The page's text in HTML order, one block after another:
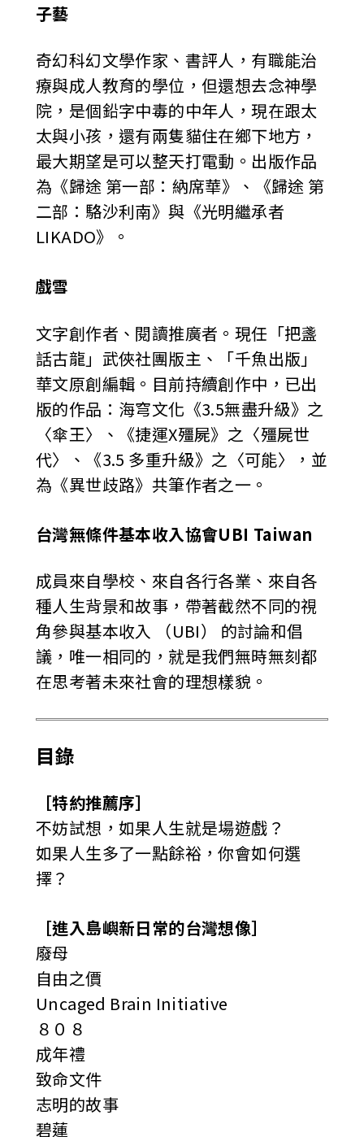
子藝
奇幻科幻文學作家、書評人，有職能治
療與成人教育的學位，但還想去念神學
院，是個鉛字中毒的中年人，現在跟太
太與小孩，還有兩隻貓住在鄉下地方，
最大期望是可以整天打電動。出版作品
為《歸途 第一部：納席華》、《歸途 第
二部：駱沙利南》與《光明繼承者
LIKADO》。
戲雪
文字創作者、閱讀推廣者。現任「把盞
話古龍」武俠社團版主、「千魚出版」
華文原創編輯。目前持續創作中，已出
版的作品：海穹文化《3.5無盡升級》之
〈傘王〉、《捷運X殭屍》之〈殭屍世
代〉、《3.5 多重升級》之〈可能〉，並
為《異世歧路》共筆作者之一。
台灣無條件基本收入協會UBI Taiwan
成員來自學校、來自各行各業、來自各
種人生背景和故事，帶著截然不同的視
角參與基本收入 （UBI） 的討論和倡
議，唯一相同的，就是我們無時無刻都
在思考著未來社會的理想樣貌。
目錄
［特約推薦序］
不妨試想，如果人生就是場遊戲？
如果人生多了一點餘裕，你會如何選
擇？
［進入島嶼新日常的台灣想像］
廢母
自由之價
Uncaged Brain Initiative
８０８
成年禮
致命文件
志明的故事
碧蓮